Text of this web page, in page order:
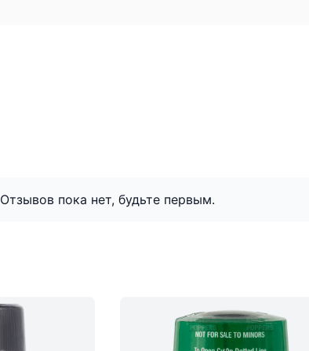
Отзывов пока нет, будьте первым.